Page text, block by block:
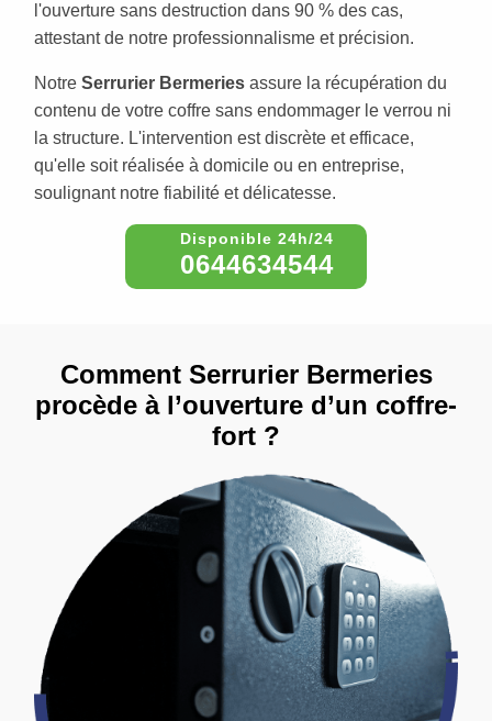
l'ouverture sans destruction dans 90 % des cas,
attestant de notre professionnalisme et précision.
Notre Serrurier Bermeries assure la récupération du
contenu de votre coffre sans endommager le verrou ni
la structure. L'intervention est discrète et efficace,
qu'elle soit réalisée à domicile ou en entreprise,
soulignant notre fiabilité et délicatesse.
0644634544
Comment Serrurier Bermeries
procède à l’ouverture d’un coffre-
fort ?